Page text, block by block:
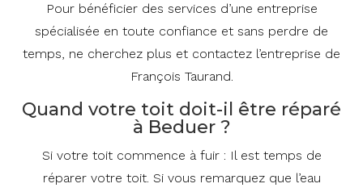
Pour bénéficier des services d’une entreprise
spécialisée en toute confiance et sans perdre de
temps, ne cherchez plus et contactez l’entreprise de
François Taurand.
Quand votre toit doit-il être réparé
à Beduer ?
Si votre toit commence à fuir : Il est temps de
réparer votre toit. Si vous remarquez que l’eau